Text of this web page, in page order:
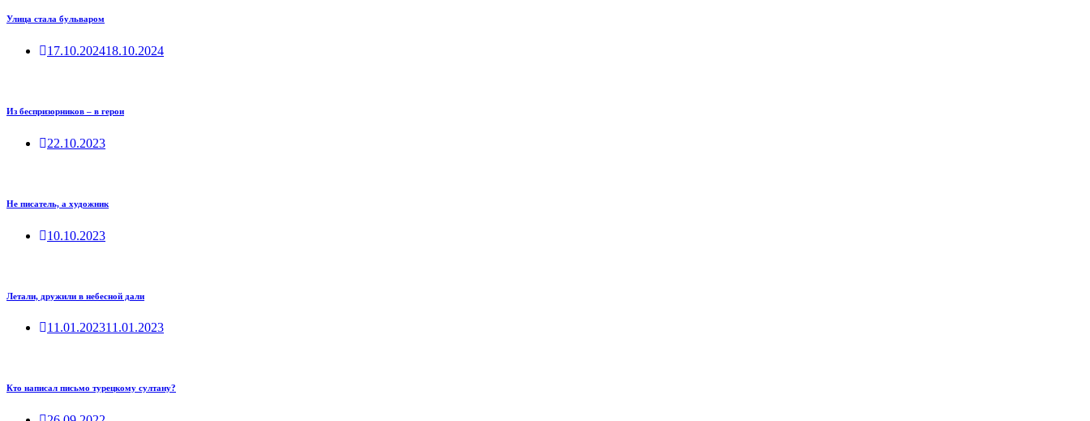
Улица стала бульваром
17.10.202418.10.2024
Из беспризорников – в герои
22.10.2023
Не писатель, а художник
10.10.2023
Летали, дружили в небесной дали
11.01.202311.01.2023
Кто написал письмо турецкому султану?